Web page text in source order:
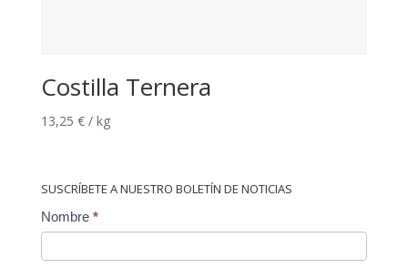
Costilla Ternera
13,25 € / kg
SUSCRÍBETE A NUESTRO BOLETÍN DE NOTICIAS
Contact
Nombre *